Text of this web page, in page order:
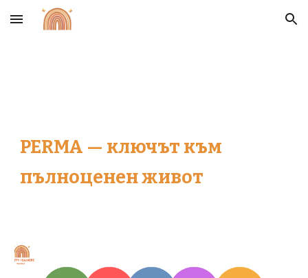
Skip to main content Skip to navigation
PERMA — ключът към
пълноценен живот